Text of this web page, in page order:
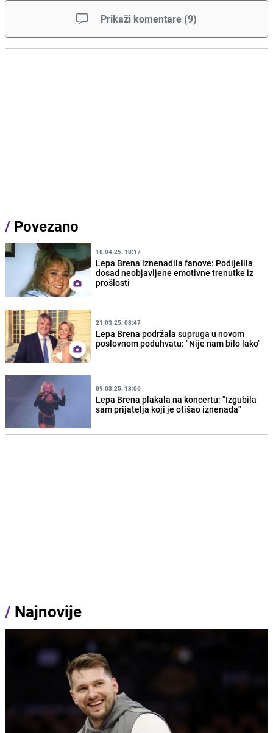
Prikaži komentare (9)
/ Povezano
18.04.25. 18:17
Lepa Brena iznenadila fanove: Podijelila
dosad neobjavljene emotivne trenutke iz
prošlosti
21.03.25. 08:47
Lepa Brena podržala supruga u novom
poslovnom poduhvatu: "Nije nam bilo lako"
09.03.25. 13:06
Lepa Brena plakala na koncertu: "Izgubila
sam prijatelja koji je otišao iznenada"
/ Najnovije